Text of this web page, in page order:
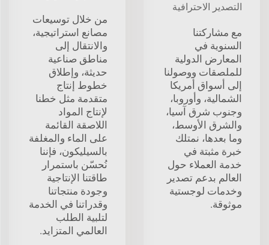
التصدير الاحترافية
مع مشاركتنا
السنوية في
المعارض الدولية
للملصقات ووصولنا
إلى أسواق أمريكا
الشمالية، وأوروبا،
وجنوب شرق آسيا،
والشرق الأوسط،
وما بعدها، نمتلك
خبرة مثبتة في
خدمة العملاء حول
العالم بدعم تصدير
وخدمات لوجستية
موثوقة.
من خلال توسيعات
مصانع استراتيجية،
والانتقال إلى
مناطق صناعية
حديثة، وإطلاق
خطوط إنتاج
متقدمة مثل خطنا
لإنتاج المواد
اللاصقة القائمة
على الماء والمغلفة
بالسيليكون، فإننا
نُحسّن باستمرار
طاقتنا الإنتاجية
وجودة منتجاتنا
وقدراتنا في الخدمة
لتلبية الطلب
العالمي المتزايد.